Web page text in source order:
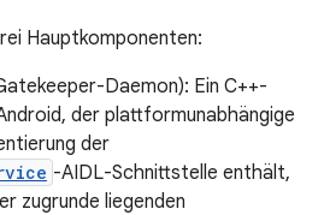
Hauptkomponenten:
Daemon): Ein C++-
der plattformunabhängige
der
-AIDL-Schnittstelle enthält,
zugrunde liegenden